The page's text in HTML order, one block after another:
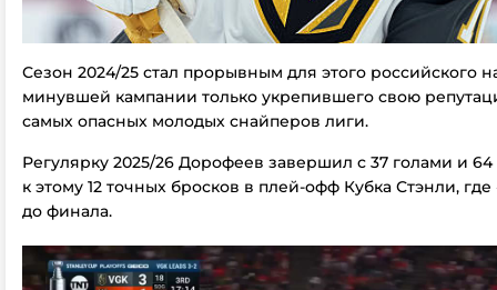
Сезон 2024/25 стал прорывным для этого российского
минувшей кампании только укрепившего свою
самых опасных молодых снайперов лиги.
Регулярку 2025/26 Дорофеев завершил с 37 голами и
к этому 12 точных бросков в плей-офф Кубка Стэнли, где
до финала.